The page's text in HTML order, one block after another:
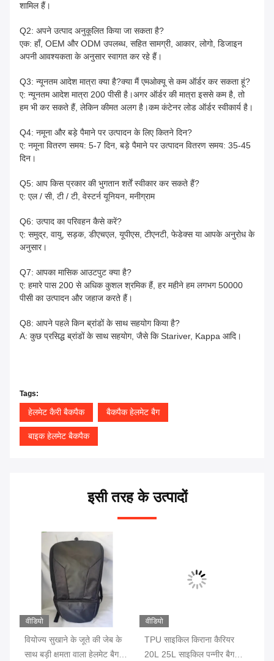
शामिल हैं।
Q2: अपने उत्पाद अनुकूलित किया जा सकता है?
एक: हाँ, OEM और ODM उपलब्ध, सहित सामग्री, आकार, लोगो, डिजाइन
अपनी आवश्यकता के अनुसार स्वागत कर रहे हैं।
Q3: न्यूनतम आदेश मात्रा क्या है?क्या मैं एमओक्यू से कम ऑर्डर कर सकता हूं?
ए: न्यूनतम आदेश मात्रा 200 पीसी है।अगर ऑर्डर की मात्रा इससे कम है, तो
हम भी कर सकते हैं, लेकिन कीमत अलग है।कम कंटेनर लोड ऑर्डर स्वीकार्य है।
Q4: नमूना और बड़े पैमाने पर उत्पादन के लिए कितने दिन?
ए: नमूना वितरण समय: 5-7 दिन, बड़े पैमाने पर उत्पादन वितरण समय: 35-45
दिन।
Q5: आप किस प्रकार की भुगतान शर्तें स्वीकार कर सकते हैं?
ए: एल / सी, टी / टी, वेस्टर्न यूनियन, मनीग्राम
Q6: उत्पाद का परिवहन कैसे करें?
ए: समुद्र, वायु, सड़क, डीएचएल, यूपीएस, टीएनटी, फेडेक्स या आपके अनुरोध के
अनुसार।
Q7: आपका मासिक आउटपुट क्या है?
ए: हमारे पास 200 से अधिक कुशल श्रमिक हैं, हर महीने हम लगभग 50000
पीसी का उत्पादन और जहाज करते हैं।
Q8: आपने पहले किन ब्रांडों के साथ सहयोग किया है?
A: कुछ प्रसिद्ध ब्रांडों के साथ सहयोग, जैसे कि Stariver, Kappa आदि।
Tags:
हेलमेट कैरी बैकपैक बैकपैक हेलमेट बैग
बाइक हेलमेट बैकपैक
इसी तरह के उत्पादों
वीडियो
वियोज्य सुखाने के जूते की जेब के
साथ बड़ी क्षमता वाला हेलमेट बैग
वीडियो
TPU साइकिल किराना कैरियर
20L 25L साइकिल पन्नीर बैग